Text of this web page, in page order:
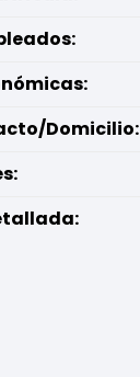
Domicilio: